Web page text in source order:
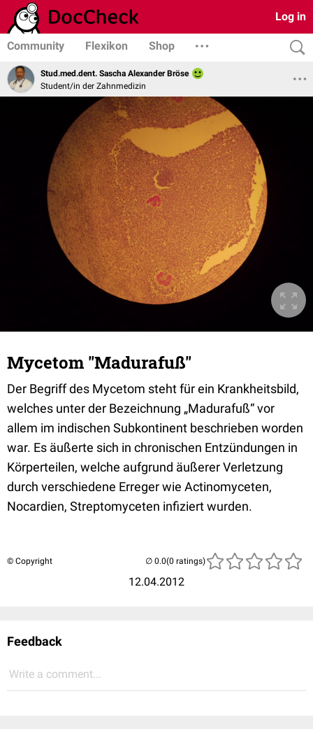
Log in
Community Flexikon Shop
Stud.med.dent. Sascha Alexander Bröse
Student/in der Zahnmedizin
Mycetom "Madurafuß"
Der Begriff des Mycetom steht für ein Krankheitsbild,
welches unter der Bezeichnung „Madurafuß“ vor
allem im indischen Subkontinent beschrieben worden
war. Es äußerte sich in chronischen Entzündungen in
Körperteilen, welche aufgrund äußerer Verletzung
durch verschiedene Erreger wie Actinomyceten,
Nocardien, Streptomyceten infiziert wurden.
© Copyright
12.04.2012
(0 ratings)
Feedback
Write a comment...